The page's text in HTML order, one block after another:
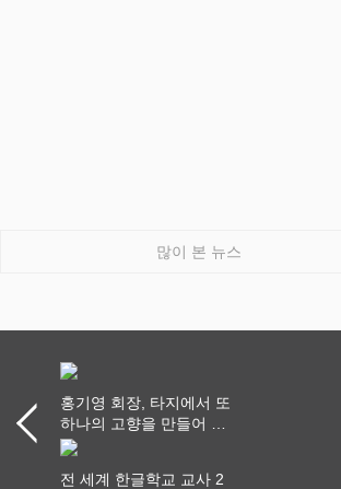
많이 본 뉴스
홍기영 회장, 타지에서 또
하나의 고향을 만들어 가
다
전 세계 한글학교 교사 2